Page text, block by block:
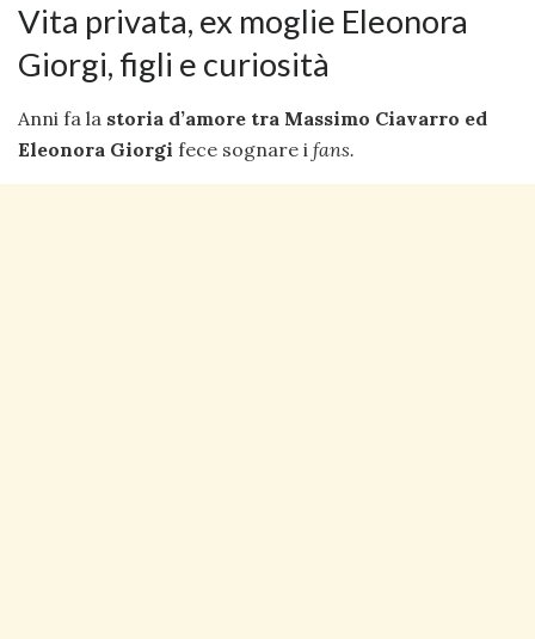
Vita privata, ex moglie Eleonora
Giorgi, figli e curiosità
Anni fa la storia d’amore tra Massimo Ciavarro ed
Eleonora Giorgi fece sognare i fans.